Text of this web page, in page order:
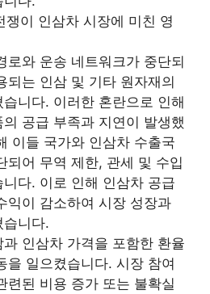
이 인삼차 시장에 미친 영
로와 운송 네트워크가 중단되
되는 인삼 및 기타 원자재의
니다. 이러한 혼란으로 인해
공급 부족과 지연이 발생했
이들 국가와 인삼차 수출국
되어 무역 제한, 관세 및 수입
다. 이로 인해 인삼차 공급
익이 감소하여 시장 성장과
습니다.
인삼차 가격을 포함한 환율
을 일으켰습니다. 시장 참여
련된 비용 증가 또는 불확실